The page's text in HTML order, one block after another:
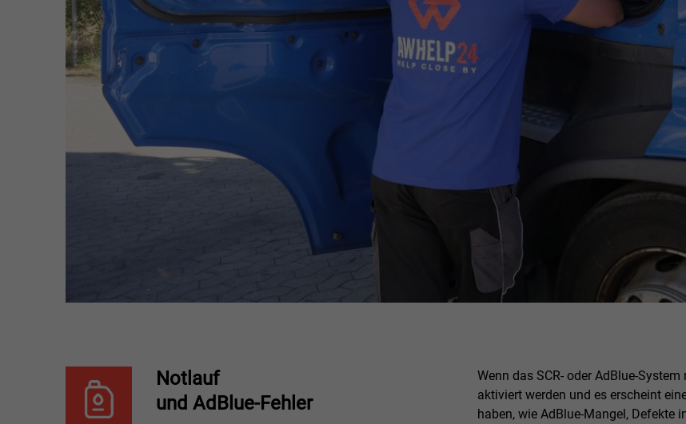
Notlauf
und AdBlue-Fehler
Wenn das SCR- oder AdBlue-
aktiviert werden und es erscheint
haben, wie AdBlue-Mangel, Defekte